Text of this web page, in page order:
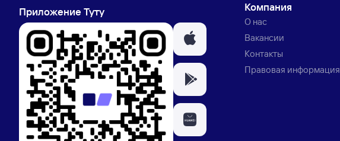
Приложение Туту Компания
О нас
Вакансии
Контакты
Правовая информация